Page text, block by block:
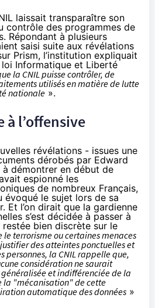
laissait transparaître son
contrôle des programmes de
Répondant à plusieurs
saisi suite aux révélations
Prism, l’institution expliquait
Informatique et Liberté
la CNIL puisse contrôler, de
utilisés en matière de lutte
nationale ».
à l’offensive
révélations - issues une
dérobés par Edward
à démontrer en début de
espionné les
de nombreux Français,
évoqué le sujet lors de sa
Et l’on dirait que la gardienne
s’est décidée à passer à
restée bien discrète sur le
le terrorisme ou certaines menaces
des atteintes ponctuelles et
personnes, la CNIL rappelle que,
considération ne saurait
et indifférenciée de la
la "mécanisation" de cette
automatique des données »